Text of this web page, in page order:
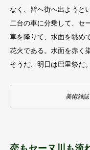
なく、皆へ街へ出ようと
二台の車に分乗して、セ
車を降りて、水面を眺め
花火である。水面を赤く
そうだ、明日は巴里祭だ。
美術雑